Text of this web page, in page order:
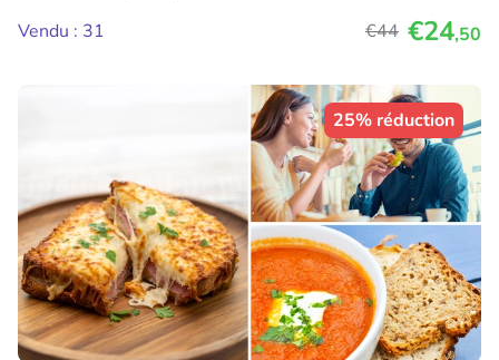
Vendu : 31
€44 €24,50
25% réduction